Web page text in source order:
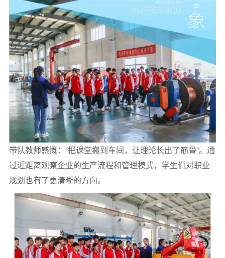
带队教师感慨：“把课堂搬到车间，让理论长出了筋骨”。通
过近距离观察企业的生产流程和管理模式，学生们对职业
规划也有了更清晰的方向。